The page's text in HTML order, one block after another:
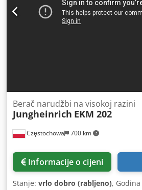
ili strojevi kupljeni su kako se vidi bez
jamstvo. • Kupac ostaje na pregledu
nađete. • Posebni aranžmani su
Częstochowa 700 km
Berač narudžbi na visokoj razini
Jungheinrich EKM 202
Informacije o cijeni
Stanje: vrlo dobro (rabljeno),